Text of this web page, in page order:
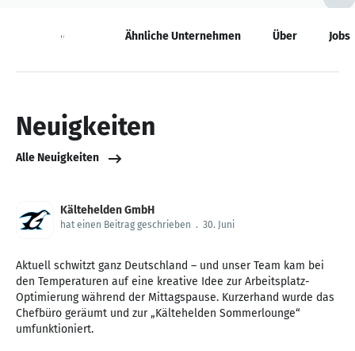
Neuigkeiten Ähnliche Unternehmen Über Jobs
Neuigkeiten
Alle Neuigkeiten
Kältehelden GmbH
hat einen Beitrag geschrieben . 30. Juni
Aktuell schwitzt ganz Deutschland – und unser Team kam bei
den Temperaturen auf eine kreative Idee zur Arbeitsplatz-
Optimierung während der Mittagspause. Kurzerhand wurde das
Chefbüro geräumt und zur „Kältehelden Sommerlounge“
umfunktioniert.